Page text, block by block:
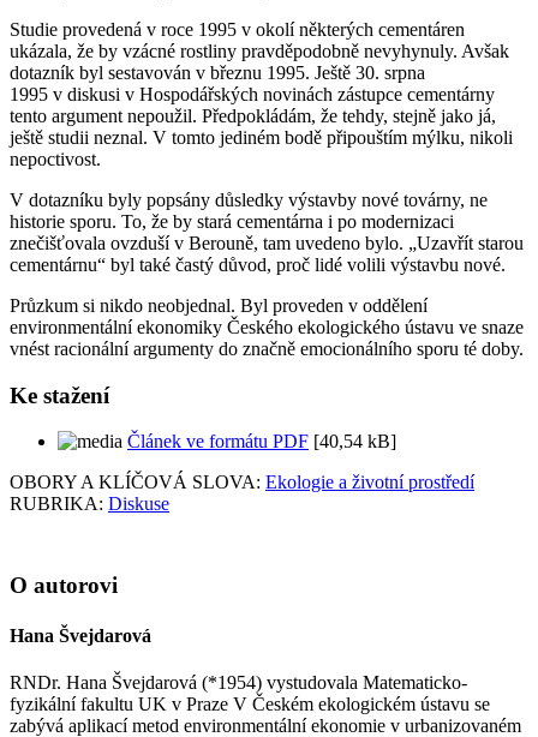
Studie provedená v roce 1995 v okolí některých cementáren
ukázala, že by vzácné rostliny pravděpodobně nevyhynuly. Avšak
dotazník byl sestavován v březnu 1995. Ještě 30. srpna
1995 v diskusi v Hospodářských novinách zástupce cementárny
tento argument nepoužil. Předpokládám, že tehdy, stejně jako já,
ještě studii neznal. V tomto jediném bodě připouštím mýlku, nikoli
nepoctivost.
V dotazníku byly popsány důsledky výstavby nové továrny, ne
historie sporu. To, že by stará cementárna i po modernizaci
znečišťovala ovzduší v Berouně, tam uvedeno bylo. „Uzavřít starou
cementárnu“ byl také častý důvod, proč lidé volili výstavbu nové.
Průzkum si nikdo neobjednal. Byl proveden v oddělení
environmentální ekonomiky Českého ekologického ústavu ve snaze
vnést racionální argumenty do značně emocionálního sporu té doby.
Ke stažení
Článek ve formátu PDF [40,54 kB]
OBORY A KLÍČOVÁ SLOVA: Ekologie a životní prostředí
RUBRIKA: Diskuse
O autorovi
Hana Švejdarová
RNDr. Hana Švejdarová (*1954) vystudovala Matematicko-
fyzikální fakultu UK v Praze V Českém ekologickém ústavu se
zabývá aplikací metod environmentální ekonomie v urbanizovaném